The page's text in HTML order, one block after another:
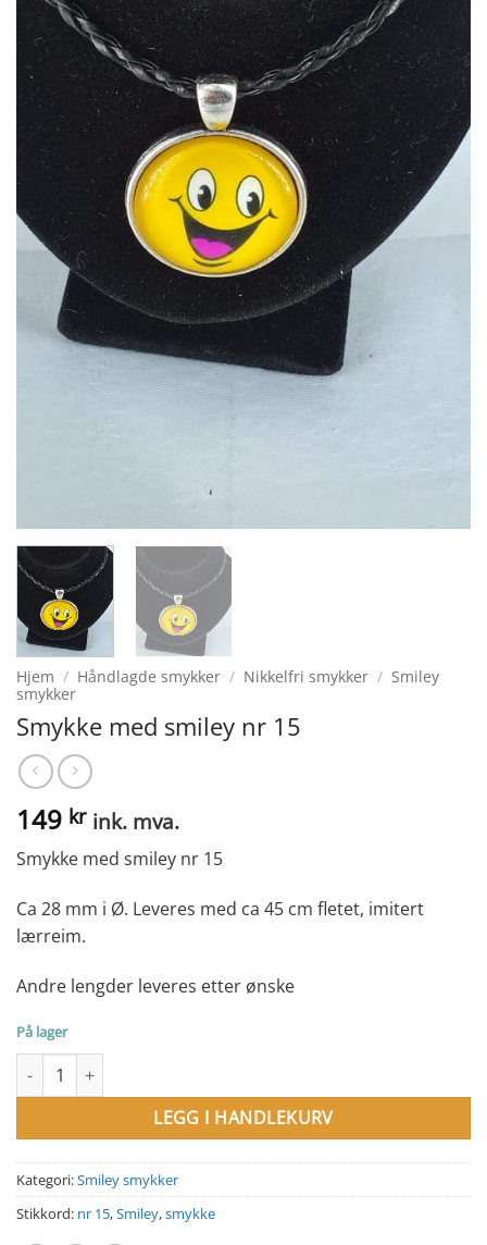
Hjem / Håndlagde smykker / Nikkelfri smykker / Smiley
smykker
Smykke med smiley nr 15
149 kr ink. mva.
Smykke med smiley nr 15
Ca 28 mm i Ø. Leveres med ca 45 cm fletet, imitert
lærreim.
Andre lengder leveres etter ønske
På lager
Smykke med smiley nr 15 antall
LEGG I HANDLEKURV
Kategori:Smiley smykker
Stikkord: nr 15,Smiley,smykke